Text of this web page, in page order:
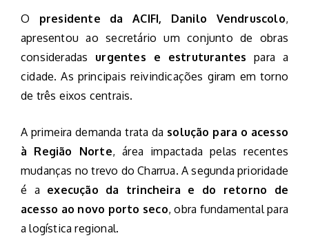
O presidente da ACIFI, Danilo Vendruscolo,
apresentou ao secretário um conjunto de obras
consideradas urgentes e estruturantes para a
cidade. As principais reivindicações giram em torno
de três eixos centrais.
A primeira demanda trata da solução para o acesso
à Região Norte, área impactada pelas recentes
mudanças no trevo do Charrua. A segunda prioridade
é a execução da trincheira e do retorno de
acesso ao novo porto seco, obra fundamental para
a logística regional.